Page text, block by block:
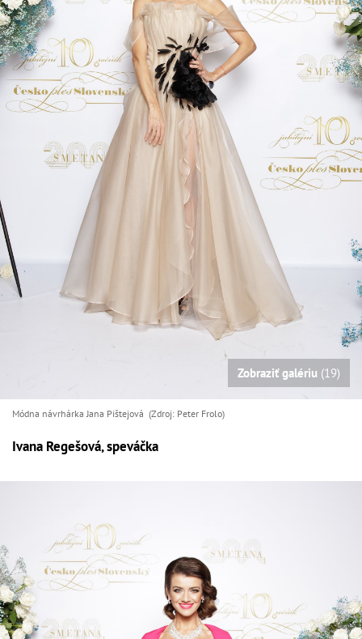
Zobraziť galériu (19)
Módna návrhárka Jana Pištejová (Zdroj: Peter Frolo)
Ivana Regešová, speváčka